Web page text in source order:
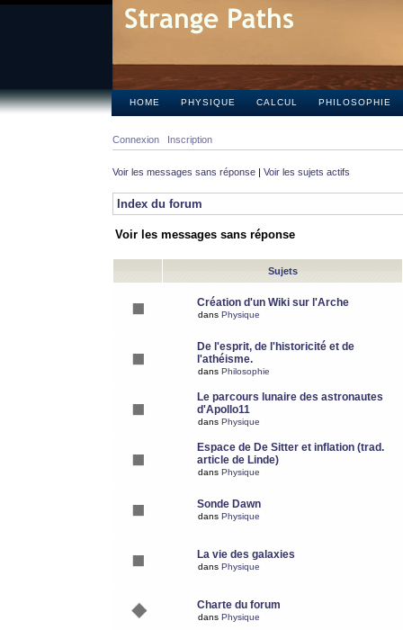
HOME PHYSIQUE CALCUL PHILOSOPHIE
Connexion Inscription
Voir les messages sans réponse | Voir les sujets actifs
Index du forum
Voir les messages sans réponse
Sujets
Création d'un Wiki sur l'Arche
dans Physique
De l'esprit, de l'historicité et de
l'athéisme.
dans Philosophie
Le parcours lunaire des astronautes
d'Apollo11
dans Physique
Espace de De Sitter et inflation (trad.
article de Linde)
dans Physique
Sonde Dawn
dans Physique
La vie des galaxies
dans Physique
Charte du forum
dans Physique